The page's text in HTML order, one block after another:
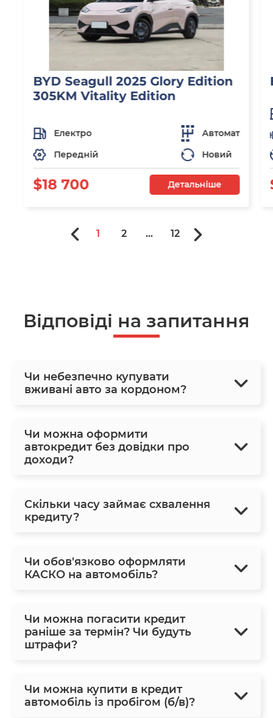
BYD Seagull 2025 Glory Edition
305KM Vitality Edition
Електро
Автомат
Передній
Новий
$18 700 Детальніше
1 2 ... 12
Відповіді на запитання
Чи небезпечно купувати
вживані авто за кордоном?
Чи можна оформити
автокредит без довідки про
доходи?
Скільки часу займає схвалення
кредиту?
Чи обов'язково оформляти
КАСКО на автомобіль?
Чи можна погасити кредит
раніше за термін? Чи будуть
штрафи?
Чи можна купити в кредит
автомобіль із пробігом (б/в)?